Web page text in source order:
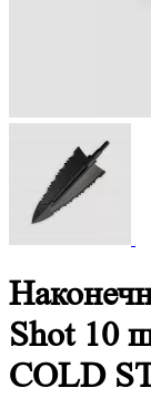
Shot 10
COLD